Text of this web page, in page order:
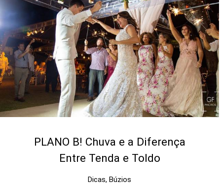
PLANO B! Chuva e a Diferença
Entre Tenda e Toldo
Dicas, Búzios